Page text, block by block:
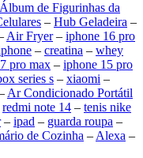
Álbum de Figurinhas da
– Hub Geladeira –
Air Fryer– iphone 16 pro
– creatina – whey
pro max – iphone 15 pro
series s – xiaomi –
Ar Condicionado Portátil
redmi note 14 – tenis nike
– ipad – guarda roupa –
de Cozinha – Alexa –